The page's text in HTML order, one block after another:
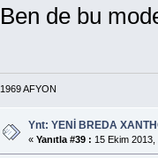
Ben de bu
1969 AFYON
Ynt: YENİ BREDA
« Yanıtla #39 : 15 Ekim